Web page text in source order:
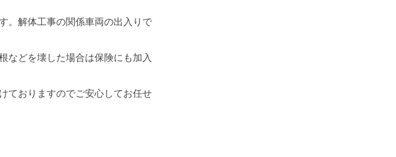
。解体工事の関係車両の出入りで
などを壊した場合は保険にも加入
ておりますのでご安心してお任せ